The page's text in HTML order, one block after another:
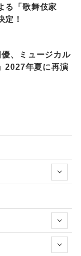
る「歌舞伎家
定！
、ミュージカル
2027年夏に再演